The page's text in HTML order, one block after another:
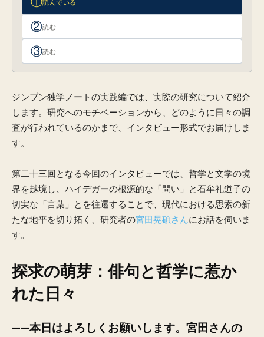
②読む
③読む
ジンブン独学ノートの実践編では、実際の研究について紹介
します。研究へのモチベーションから、どのように日々の調
査が行われているのかまで、インタビュー形式でお届けしま
す。
第二十三回となる今回のインタビューでは、哲学と文学の境
界を越境し、ハイデガーの根源的な「問い」と石牟礼道子の
切実な「言葉」とを往還することで、現代における思索の新
たな地平を切り拓く、研究者の宮田晃碩さんにお話を伺いま
す。
探求の萌芽：俳句と哲学に惹か
れた日々
——本日はよろしくお願いします。宮田さんの